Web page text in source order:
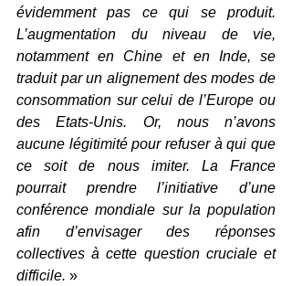
évidemment pas ce qui se produit.
L’augmentation du niveau de vie,
notamment en Chine et en Inde, se
traduit par un alignement des modes de
consommation sur celui de l’Europe ou
des Etats-Unis. Or, nous n’avons
aucune légitimité pour refuser à qui que
ce soit de nous imiter. La France
pourrait prendre l’initiative d’une
conférence mondiale sur la population
afin d’envisager des réponses
collectives à cette question cruciale et
difficile. »